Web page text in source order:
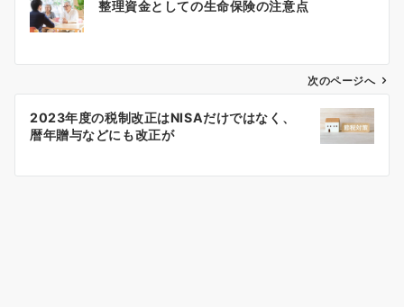
ン
整理資金としての生命保険の注意点
次のページへ
2023年度の税制改正はNISAだけではなく、
暦年贈与などにも改正が